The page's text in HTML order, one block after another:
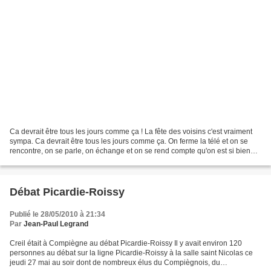
Ca devrait être tous les jours comme ça ! La fête des voisins c'est vraiment
sympa. Ca devrait être tous les jours comme ça. On ferme la télé et on se
rencontre, on se parle, on échange et on se rend compte qu'on est si bien
Débat Picardie-Roissy
Publié le 28/05/2010 à 21:34
Par Jean-Paul Legrand
Creil était à Compiègne au débat Picardie-Roissy Il y avait environ 120
personnes au débat sur la ligne Picardie-Roissy à la salle saint Nicolas ce
jeudi 27 mai au soir dont de nombreux élus du Compiègnois, du